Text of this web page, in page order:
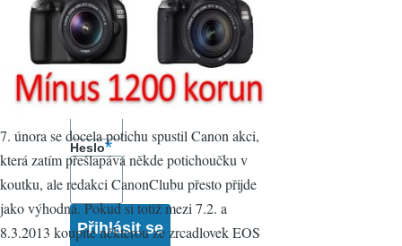
7. února se docela potichu spustil Canon akci,
která zatím přešlapává někde potichoučku v
koutku, ale redakci CanonClubu přesto přijde
jako výhodná. Pokud si totiž mezi 7.2. a
8.3.2013 koupíte některou ze zrcadlovek EOS
Přihláše
ní
Uživatel
ské
jméno
Heslo